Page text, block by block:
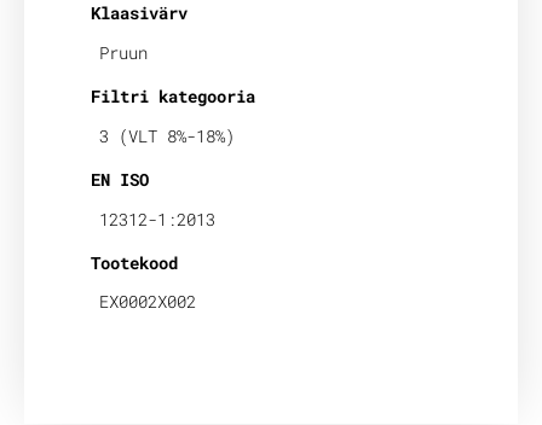
Klaasivärv
Pruun
Filtri kategooria
3 (VLT 8%-18%)
EN ISO
12312-1:2013
Tootekood
EX0002X002